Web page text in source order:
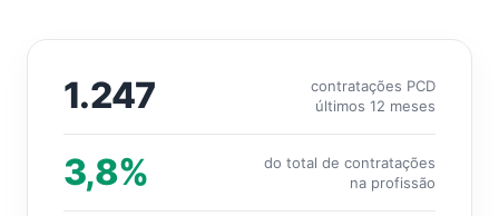
1.247
contratações PCD
últimos 12 meses
3,8%
do total de contratações
na profissão